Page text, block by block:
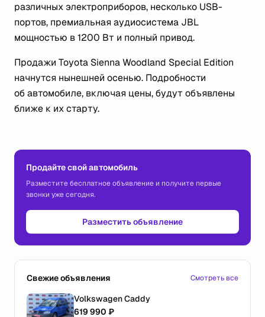
различных электроприборов, несколько USB-
портов, премиальная аудиосистема JBL
мощностью в 1200 Вт и полный привод.
Продажи Toyota Sienna Woodland Special Edition
начнутся нынешней осенью. Подробности
об автомобиле, включая цены, будут объявлены
ближе к их старту.
Продайте свой автомобиль
Разместите бесплатное объявление и получите первые
звонки уже сегодня.
Разместить объявление
Свежие объявления Смотреть все
Volkswagen Caddy
619 990 ₽